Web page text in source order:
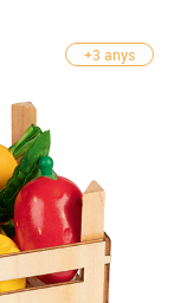
+3 anys